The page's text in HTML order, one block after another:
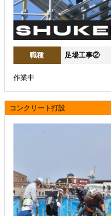
職種 足場工事②
作業中
コンクリート打設